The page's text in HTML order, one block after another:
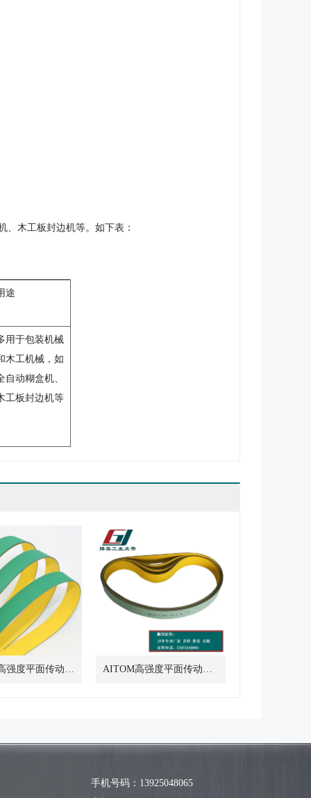
酯同步带T10
、木工板封边机等。如下表：
途
用于包装机械
木工机械，如
自动糊盒机、
工板封边机等
TYBELT高强度平面传动带全型号 AITOM高强度平面传动带R-120
手机号码：13925048065